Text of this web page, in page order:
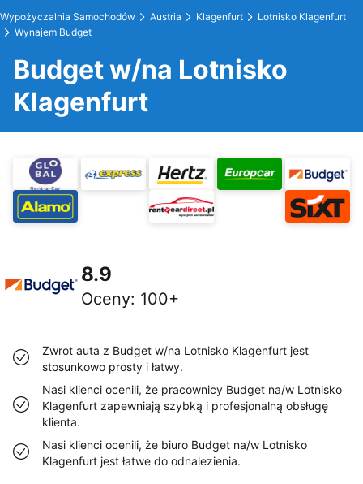
Wypożyczalnia Samochodów Austria Klagenfurt
Lotnisko Klagenfurt
Wynajem Budget
Budget w/na Lotnisko
Klagenfurt
8.9
Oceny: 100+
Zwrot auta z Budget w/na Lotnisko Klagenfurt jest
stosunkowo prosty i łatwy.
Nasi klienci ocenili, że pracownicy Budget na/w Lotnisko
Klagenfurt zapewniają szybką i profesjonalną obsługę
klienta.
Nasi klienci ocenili, że biuro Budget na/w Lotnisko
Klagenfurt jest łatwe do odnalezienia.